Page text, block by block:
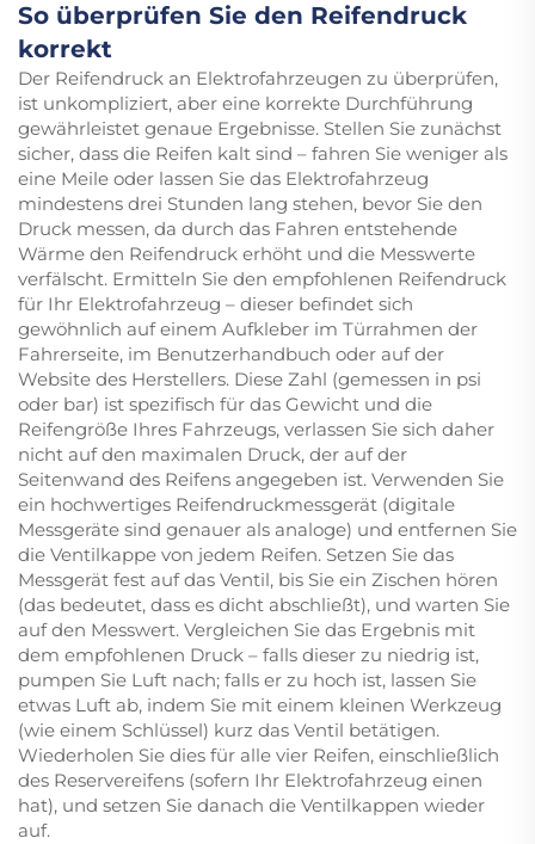
So überprüfen Sie den Reifendruck
korrekt
Der Reifendruck an Elektrofahrzeugen zu überprüfen,
ist unkompliziert, aber eine korrekte Durchführung
gewährleistet genaue Ergebnisse. Stellen Sie zunächst
sicher, dass die Reifen kalt sind – fahren Sie weniger als
eine Meile oder lassen Sie das Elektrofahrzeug
mindestens drei Stunden lang stehen, bevor Sie den
Druck messen, da durch das Fahren entstehende
Wärme den Reifendruck erhöht und die Messwerte
verfälscht. Ermitteln Sie den empfohlenen Reifendruck
für Ihr Elektrofahrzeug – dieser befindet sich
gewöhnlich auf einem Aufkleber im Türrahmen der
Fahrerseite, im Benutzerhandbuch oder auf der
Website des Herstellers. Diese Zahl (gemessen in psi
oder bar) ist spezifisch für das Gewicht und die
Reifengröße Ihres Fahrzeugs, verlassen Sie sich daher
nicht auf den maximalen Druck, der auf der
Seitenwand des Reifens angegeben ist. Verwenden Sie
ein hochwertiges Reifendruckmessgerät (digitale
Messgeräte sind genauer als analoge) und entfernen Sie
die Ventilkappe von jedem Reifen. Setzen Sie das
Messgerät fest auf das Ventil, bis Sie ein Zischen hören
(das bedeutet, dass es dicht abschließt), und warten Sie
auf den Messwert. Vergleichen Sie das Ergebnis mit
dem empfohlenen Druck – falls dieser zu niedrig ist,
pumpen Sie Luft nach; falls er zu hoch ist, lassen Sie
etwas Luft ab, indem Sie mit einem kleinen Werkzeug
(wie einem Schlüssel) kurz das Ventil betätigen.
Wiederholen Sie dies für alle vier Reifen, einschließlich
des Reservereifens (sofern Ihr Elektrofahrzeug einen
hat), und setzen Sie danach die Ventilkappen wieder
auf.